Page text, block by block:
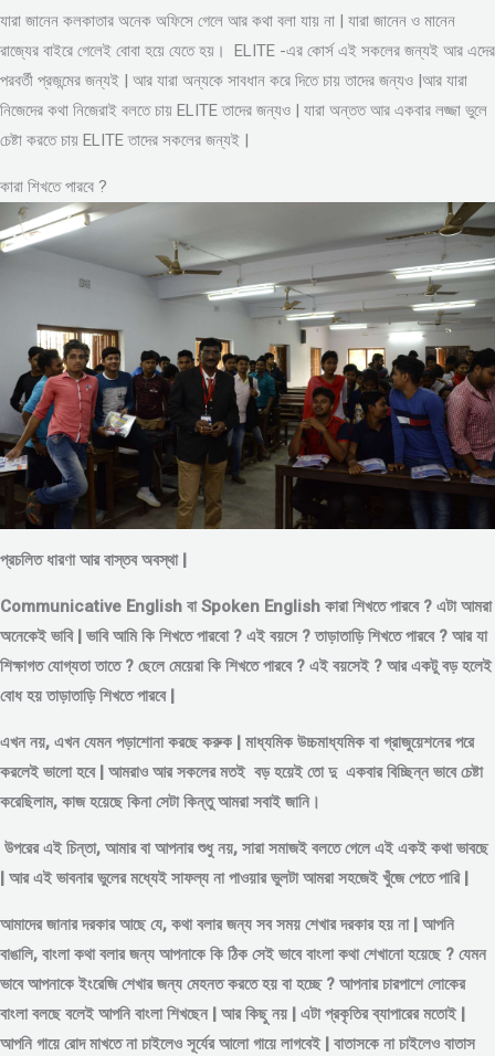
যারা জানেন কলকাতার অনেক অফিসে গেলে আর কথা বলা যায় না | যারা জানেন ও মানেন
রাজ্যের বাইরে গেলেই বোবা হয়ে যেতে হয়। ELITE -এর কোর্স এই সকলের জন্যই আর এদের
পরবর্তী প্রজন্মের জন্যই | আর যারা অন্যকে সাবধান করে দিতে চায় তাদের জন্যও |আর যারা
নিজেদের কথা নিজেরাই বলতে চায় ELITE তাদের জন্যও | যারা অন্তত আর একবার লজ্জা ভুলে
চেষ্টা করতে চায় ELITE তাদের সকলের জন্যই |
কারা শিখতে পারবে ?
প্রচলিত ধারণা আর বাস্তব অবস্থা |
Communicative English বা Spoken English কারা শিখতে পারবে ? এটা আমরা
অনেকেই ভাবি | ভাবি আমি কি শিখতে পারবো ? এই বয়সে ?তাড়াতাড়ি শিখতে পারবে ? আর যা
শিক্ষাগত যোগ্যতা তাতে ? ছেলে মেয়েরা কি শিখতে পারবে ? এই বয়সেই ? আর একটু বড় হলেই
বোধ হয় তাড়াতাড়ি শিখতে পারবে |
এখন নয়, এখন যেমন পড়াশোনা করছে করুক | মাধ্যমিক উচ্চমাধ্যমিক বা গ্রাজুয়েশনের পরে
করলেই ভালো হবে | আমরাও আর সকলের মতই বড় হয়েই তো দু একবার বিচ্ছিন্নভাবেচেষ্টা
করেছিলাম, কাজ হয়েছে কিনা সেটা কিন্তু আমরা সবাই জানি।
উপরের এই চিন্তা, আমার বা আপনার শুধু নয়, সারা সমাজই বলতে গেলে এই একই কথা ভাবছে
| আর এই ভাবনার ভুলের মধ্যেই সাফল্য না পাওয়ার ভুলটা আমরা সহজেই খুঁজে পেতে পারি |
আমাদের জানার দরকার আছে যে, কথা বলার জন্য সব সময় শেখার দরকার হয় না | আপনি
বাঙালি, বাংলা কথা বলার জন্য আপনাকে কি ঠিক সেই ভাবে বাংলা কথা শেখানো হয়েছে ? যেমন
ভাবে আপনাকে ইংরেজি শেখার জন্য মেহনত করতে হয় বা হচ্ছে ? আপনার চারপাশে লোকের
বাংলা বলছে বলেই আপনি বাংলা শিখছেন | আর কিছু নয় | এটা প্রকৃতির ব্যাপারের মতোই |
আপনি গায়ে রোদ মাখতে না চাইলেও সূর্যের আলো গায়ে লাগবেই | বাতাসকে না চাইলেও বাতাস